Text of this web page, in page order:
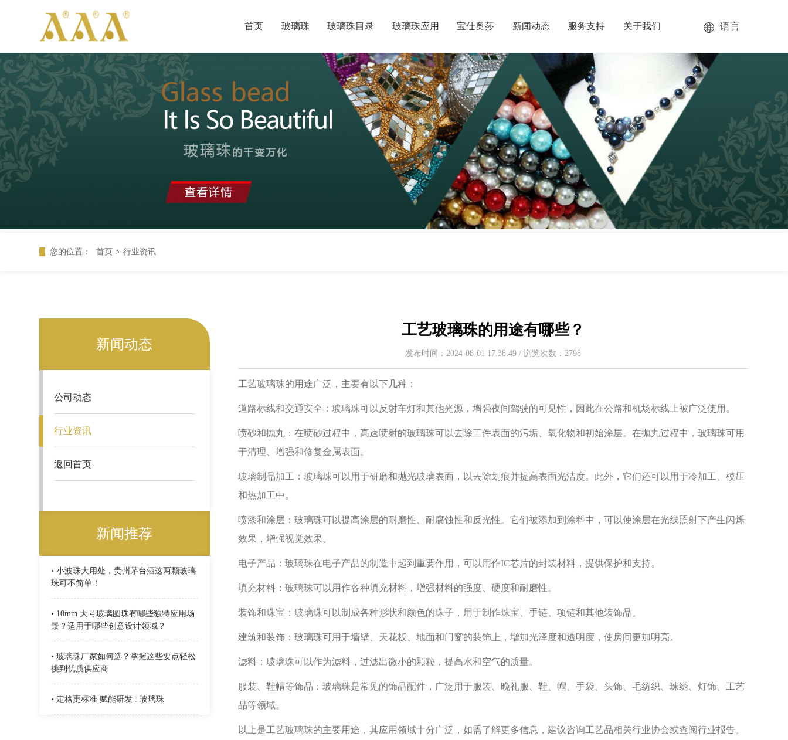
首页 玻璃珠 玻璃珠目录 玻璃珠应用 宝仕奥莎 新闻动态 服务支持 关于我们 语言
您的位置： 首页 > 行业资讯
新闻动态
公司动态
行业资讯
返回首页
新闻推荐
• 小波珠大用处，贵州茅台酒这两颗玻璃
珠可不简单！
• 10mm 大号玻璃圆珠有哪些独特应用场
景？适用于哪些创意设计领域？
• 玻璃珠厂家如何选？掌握这些要点轻松
挑到优质供应商
• 定格更标准 赋能研发 : 玻璃珠
工艺玻璃珠的用途有哪些？
发布时间：2024-08-01 17:38:49 / 浏览次数：2798
工艺玻璃珠的用途广泛，主要有以下几种：
道路标线和交通安全：玻璃珠可以反射车灯和其他光源，增强夜间驾驶的可见性，因此在公路和机场标线上被广泛使用。
喷砂和抛丸：在喷砂过程中，高速喷射的玻璃珠可以去除工件表面的污垢、氧化物和初始涂层。在抛丸过程中，玻璃珠可用
于清理、增强和修复金属表面。
玻璃制品加工：玻璃珠可以用于研磨和抛光玻璃表面，以去除划痕并提高表面光洁度。此外，它们还可以用于冷加工、模压
和热加工中。
喷漆和涂层：玻璃珠可以提高涂层的耐磨性、耐腐蚀性和反光性。它们被添加到涂料中，可以使涂层在光线照射下产生闪烁
效果，增强视觉效果。
电子产品：玻璃珠在电子产品的制造中起到重要作用，可以用作IC芯片的封装材料，提供保护和支持。
填充材料：玻璃珠可以用作各种填充材料，增强材料的强度、硬度和耐磨性。
装饰和珠宝：玻璃珠可以制成各种形状和颜色的珠子，用于制作珠宝、手链、项链和其他装饰品。
建筑和装饰：玻璃珠可用于墙壁、天花板、地面和门窗的装饰上，增加光泽度和透明度，使房间更加明亮。
滤料：玻璃珠可以作为滤料，过滤出微小的颗粒，提高水和空气的质量。
服装、鞋帽等饰品：玻璃珠是常见的饰品配件，广泛用于服装、晚礼服、鞋、帽、手袋、头饰、毛纺织、珠绣、灯饰、工艺
品等领域。
以上是工艺玻璃珠的主要用途，其应用领域十分广泛，如需了解更多信息，建议咨询工艺品相关行业协会或查阅行业报告。